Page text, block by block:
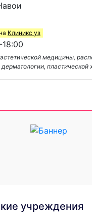
Клиникс уз
медицины,
учреждения